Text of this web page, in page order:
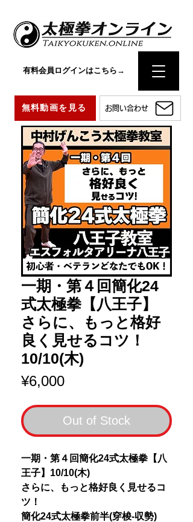
お問い合わせ
無料動画を見る
有料会員ログインはこちら→
一期・第４回簡化24
式太極拳【八王子】
さらに、もっと格好
良く見せるコツ！
10/10(木)
¥6,000Price
Out of Stock
一期・第４回簡化24式太極拳【八
王子】10/10(木)
さらに、もっと格好良く見せるコ
ツ！
簡化24式太極拳前半(穿梭-収勢)